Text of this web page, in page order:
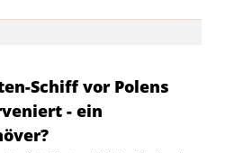
Schiff vor Polens
- ein